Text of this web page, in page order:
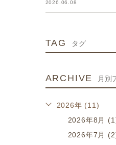
2026.06.08
TAG タグ
ARCHIVE 月別
2026年 (11)
2026年8月
2026年7月